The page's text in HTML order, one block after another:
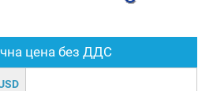
цена без ДДС